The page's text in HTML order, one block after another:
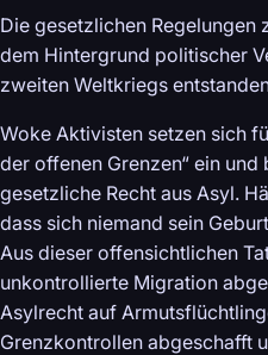
Die gesetzlichen Regelungen
dem Hintergrund politischer
zweiten Weltkriegs
Woke Aktivisten setzen sich
der offenen Grenzen“ ein
gesetzliche Recht aus Asyl.
dass sich niemand sein
Aus dieser offensichtlichen
unkontrollierte Migration
Asylrecht auf
Grenzkontrollen abgeschafft